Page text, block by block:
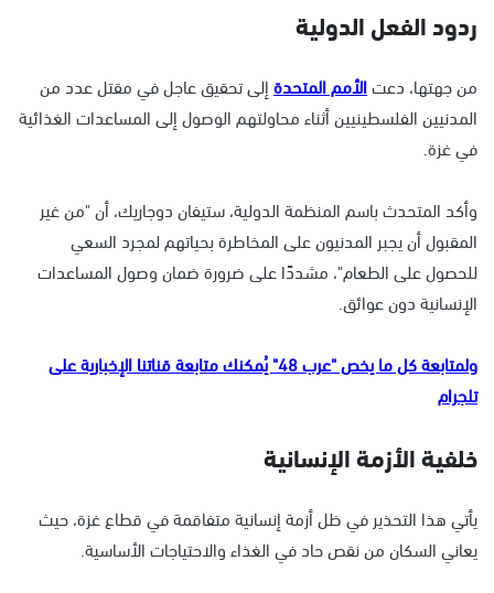
ردود الفعل الدولية
من جهتها، دعتالأمم المتحدةإلى تحقيق عاجل في مقتل عدد من
المدنيين الفلسطينيين أثناء محاولتهم الوصول إلى المساعدات الغذائية
في غزة.
وأكد المتحدث باسم المنظمة الدولية، ستيفان دوجاريك، أن "من غير
المقبول أن يجبر المدنيون على المخاطرة بحياتهم لمجرد السعي
للحصول على الطعام"، مشددًا على ضرورة ضمان وصول المساعدات
الإنسانية دون عوائق.
ولمتابعة كل ما يخص "عرب 48" يُمكنك متابعة قناتنا الإخبارية على
تلجرام
خلفية الأزمة الإنسانية
يأتي هذا التحذير في ظل أزمة إنسانية متفاقمة في قطاع غزة، حيث
يعاني السكان من نقص حاد في الغذاء والاحتياجات الأساسية.